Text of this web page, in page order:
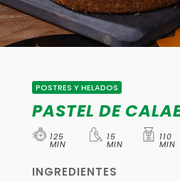
POSTRES Y HELADOS
PASTEL DE
125
MIN
15
MIN
110
MIN
INGREDIENTES